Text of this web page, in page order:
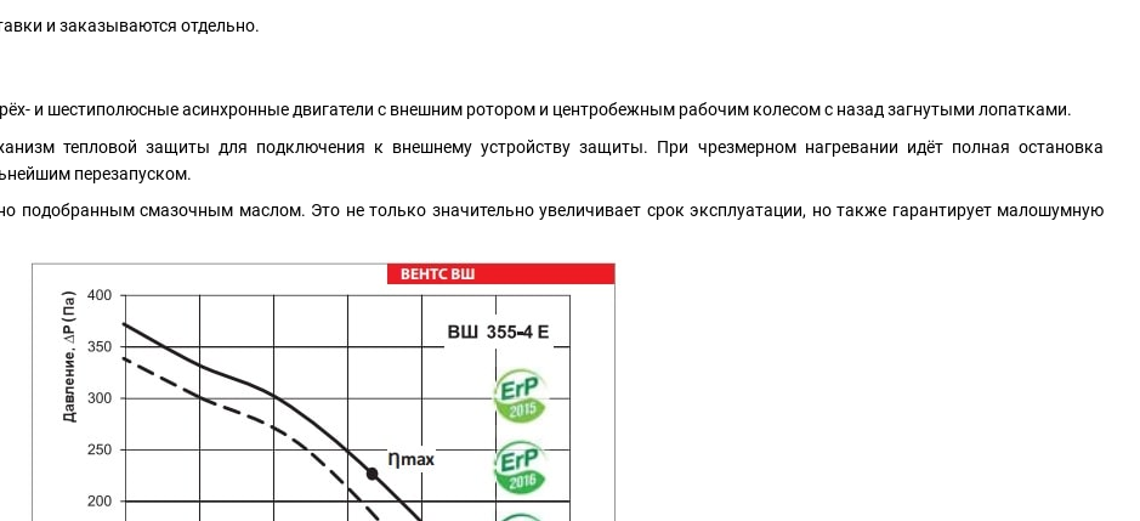
и заказываются отдельно.
и шестиполюсные асинхронные двигатели с внешним ротором и центробежным рабочим колесом с назад загнутыми лопатками.
тепловой защиты для подключения к внешнему устройству защиты. При чрезмерном нагревании идёт полная остановка
перезапуском.
подобранным смазочным маслом. Это не только значительно увеличивает срок эксплуатации, но также гарантирует малошумную